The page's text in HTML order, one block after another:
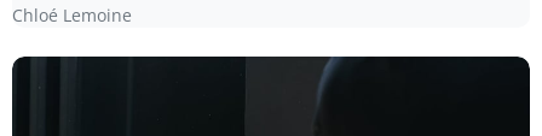
Chloé Lemoine